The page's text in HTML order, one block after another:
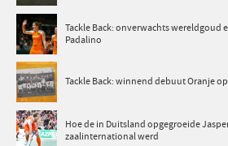
Tackle Back: onverwachts wereldgoud
Padalino
Tackle Back: winnend debuut Oranje
Hoe de in Duitsland opgegroeide
zaalinternational werd